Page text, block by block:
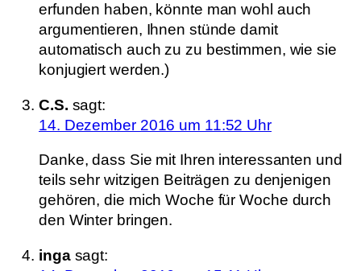
erfunden haben, könnte man wohl auch
argumentieren, Ihnen stünde damit
automatisch auch zu zu bestimmen, wie sie
konjugiert werden.)
C.S. sagt:
14. Dezember 2016 um 11:52 Uhr
Danke, dass Sie mit Ihren interessanten und
teils sehr witzigen Beiträgen zu denjenigen
gehören, die mich Woche für Woche durch
den Winter bringen.
inga sagt: